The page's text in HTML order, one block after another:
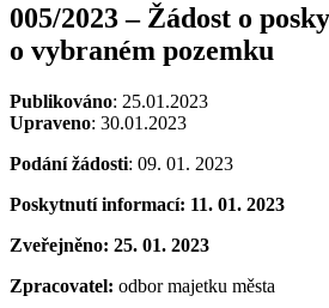
005/2023 – Žádost o
o vybraném pozemku
Publikováno: 25.01.2023
Upraveno: 30.01.2023
Podání žádosti: 09. 01. 2023
Poskytnutí informací: 11. 01. 2023
Zveřejněno: 25. 01. 2023
Zpracovatel: odbor majetku města